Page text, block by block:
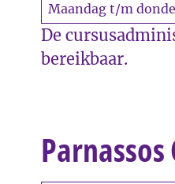
Maandag t/m
De
bereikbaar.